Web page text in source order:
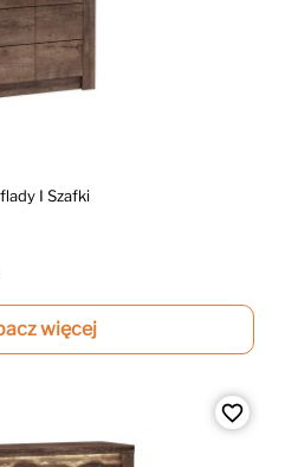
I Szafki
więcej
favorite_border